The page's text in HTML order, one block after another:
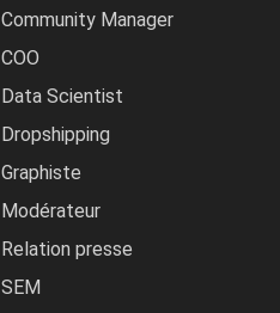
Community Manager
COO
Data Scientist
Dropshipping
Graphiste
Modérateur
Relation presse
SEM